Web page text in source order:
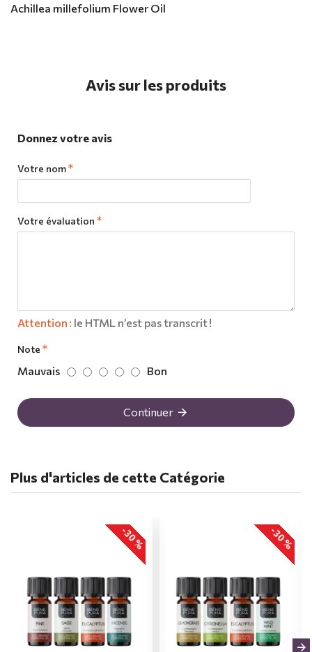
Achillea millefolium Flower Oil
Avis sur les produits
Donnez votre avis
Votre nom
Votre évaluation
Attention : le HTML n’est pas transcrit !
Note
Mauvais Bon
Continuer
Plus d'articles de cette Catégorie
-30 % -30 %